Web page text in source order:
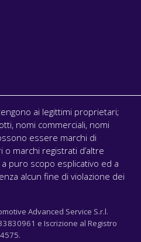
ai legittimi proprietari;
nomi commerciali, nomi
essere marchi di
marchi registrati d’altre
puro scopo esplicativo ed a
alcun fine di violazione dei
Advanced Service S.r.l.
e Iscrizione al Registro